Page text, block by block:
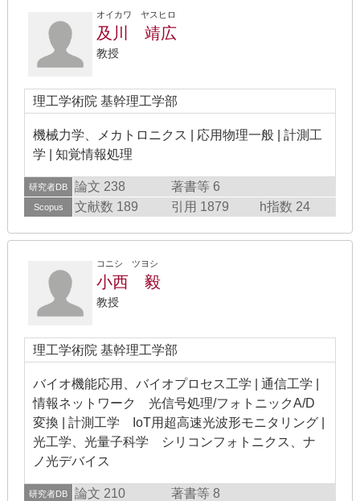
オイカワ ヤスヒロ
及川 靖広
教授
理工学術院 基幹理工学部
機械力学、メカトロニクス | 応用物理一般 | 計測工
学 | 知覚情報処理
研究者DB 論文 238 著書等 6
Scopus 文献数 189 引用 1879 h指数 24
コニシ ツヨシ
小西 毅
教授
理工学術院 基幹理工学部
バイオ機能応用、バイオプロセス工学 | 通信工学 |
情報ネットワーク 光信号処理/フォトニックA/D
変換 | 計測工学 IoT用超高速光波形モニタリング |
光工学、光量子科学 シリコンフォトニクス、ナ
ノ光デバイス
研究者DB 論文 210 著書等 8